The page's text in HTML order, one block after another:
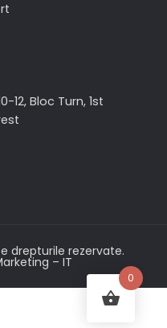
12, Bloc Turn, 1st
drepturile rezervate.
– IT
0